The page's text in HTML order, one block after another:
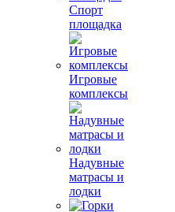
Спорт
площадка
Игровые
комплексы
Надувные
матрасы и
лодки